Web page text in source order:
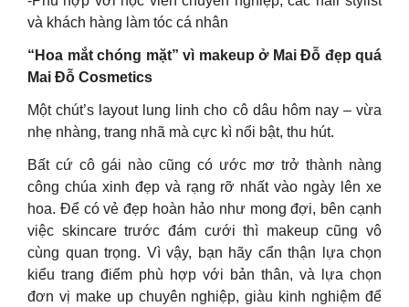
và khách hàng làm tóc cá nhân
“Hoa mắt chóng mặt” vì makeup ở Mai Đỗ đẹp quá
Mai Đỗ Cosmetics
Một chút’s layout lung linh cho cô dâu hôm nay – vừa
nhẹ nhàng, trang nhã mà cực kì nổi bật, thu hút.
Bất cứ cô gái nào cũng có ước mơ trở thành nàng
công chúa xinh đẹp và rạng rỡ nhất vào ngày lên xe
hoa. Để có vẻ đẹp hoàn hảo như mong đợi, bên cạnh
việc skincare trước đám cưới thì makeup cũng vô
cùng quan trọng. Vì vậy, bạn hãy cẩn thận lựa chọn
kiểu trang điểm phù hợp với bản thân, và lựa chọn
đơn vị make up chuyên nghiệp, giàu kinh nghiệm để